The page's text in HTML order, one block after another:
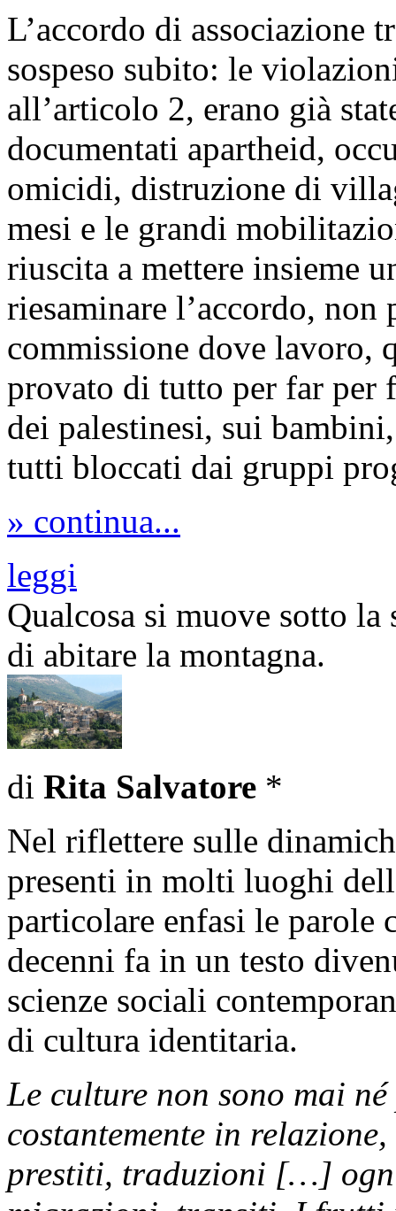
L’accordo di associazione
sospeso subito: le
all’articolo 2, erano già
documentati apartheid,
omicidi, distruzione di
mesi e le grandi
riuscita a mettere insieme
riesaminare l’accordo, non
commissione dove lavoro,
provato di tutto per far per
dei palestinesi, sui
tutti bloccati dai gruppi
» continua...
leggi
Qualcosa si muove sotto
di abitare la montagna.
di Rita Salvatore *
Nel riflettere sulle
presenti in molti luoghi
particolare enfasi le parole
decenni fa in un testo
scienze sociali
di cultura identitaria.
Le culture non sono mai
costantemente in
prestiti, traduzioni […]